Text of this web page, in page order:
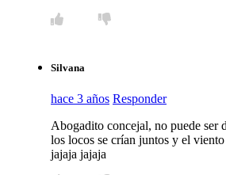
Silvana
hace 3 años Responder
Abogadito concejal, no puede ser
los locos se crían juntos y el
jajaja jajaja